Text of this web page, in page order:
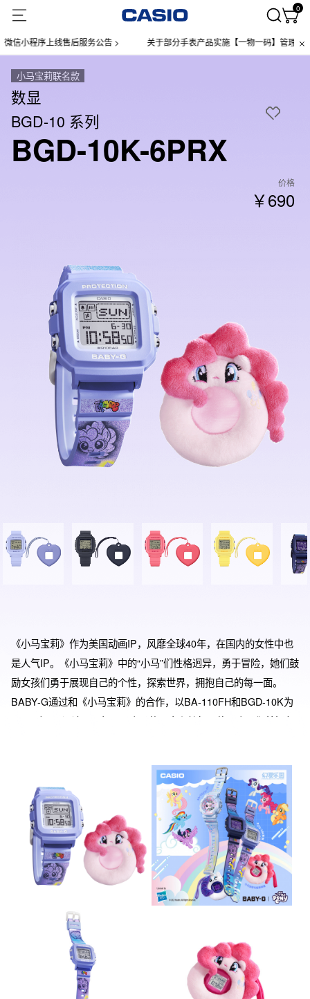
0
程序上线售后服务公告 > 关于部分手表产品实施【一物一码】管理的公告 >
小马宝莉联名款
数显
BGD-10 系列
BGD-10K-6PRX
价格
￥690
《小马宝莉》作为美国动画IP，风靡全球40年，在国内的女性中也
是人气IP。《小马宝莉》中的“小马”们性格迥异，勇于冒险，她们鼓
励女孩们勇于展现自己的个性，探索世界，拥抱自己的每一面。
BABY-G通过和《小马宝莉》的合作，以BA-110FH和BGD-10K为
base型号，设计呈现每一匹小马的元素和特征，体现小马们美好友
饰赠品。BGD-10K两款表都呈现珍奇、碧琪、苹果嘉儿三匹小马在
一起的欢乐时光，其中BGD-10K-2PRX配备珍奇毛绒表架套，
BGD-10K-6PRX配备碧琪毛绒表架套。三款产品还配备贴纸和特殊
礼盒。